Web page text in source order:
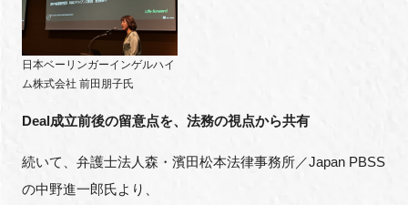
日本ベーリンガーインゲルハイ
ム株式会社 前田朋子氏
Deal成立前後の留意点を、法務の視点から共有
続いて、弁護士法人森・濱田松本法律事務所／Japan PBSS
の中野進一郎氏より、